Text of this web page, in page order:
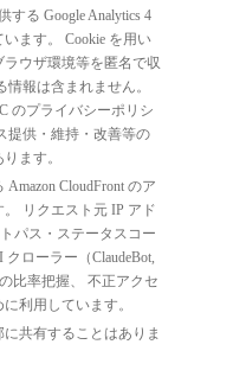
する Google Analytics 4
ます。 Cookie を用い
ウザ環境等を匿名で収
報は含まれません。
のプライバシーポリシ
提供・維持・改善等の
ます。
CloudFront のア
リクエスト元 IP アド
パス・ステータスコー
ローラー（ClaudeBot,
比率把握、 不正アクセ
利用しています。
共有することはありま